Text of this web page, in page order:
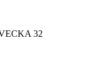
32